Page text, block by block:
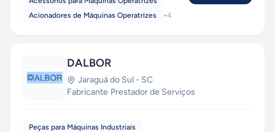
Acionadores de Máquinas Operatrizes
+4
DALBOR
Jaraguá do Sul - SC
Fabricante·Prestador de Serviços
Peças para Máquinas Industriais